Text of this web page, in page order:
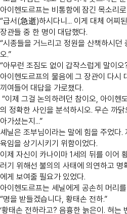
아이헨도르프는 비통함에 잠긴 목소리
“급서(急逝)하시다니... 이게 대체 어찌
장관들 중 한 명이 대답했다.
“시종들을 거느리고 정원을 산책하시던
오.”
“아무런 조짐도 없이 갑작스럽게 말이오
아이헨도르프의 물음에 그 장관이 다시
끼여들어 대답을 가로챘다.
“이제 그걸 논의하려던 참이오, 아이헨
의 정확한 사인을 분석하시오. 무슨 까
아가셨는지...”
셰닐은 조부님이라는 말에 힘을 주었다.
육임을 상기시키기 위함이었다.
이제 자신이 카나이마 1세의 뒤를 이어
러기 위해선 불의의 사태에 의연하고
에게 보여줄 필요가 있었다.
아이헨도르프는 셰닐에게 공손히 머리
“명을 받들겠습니다, 황태손 전하.”
‘황태손 전하라고? 음흉한 늙은이. 혀는